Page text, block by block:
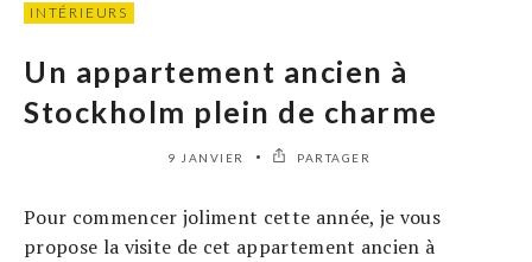
INTÉRIEURS
Un appartement ancien à
Stockholm plein de charme
9 JANVIER PARTAGER
Pour commencer joliment cette année, je vous
propose la visite de cet appartement ancien à